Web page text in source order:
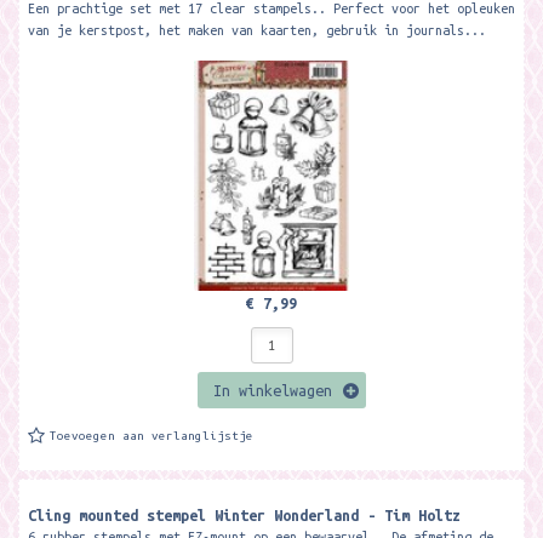
Een prachtige set met 17 clear stampels.. Perfect voor het opleuken
van je kerstpost, het maken van kaarten, gebruik in journals...
€ 7,99
In winkelwagen
Toevoegen aan verlanglijstje
Cling mounted stempel Winter Wonderland - Tim Holtz